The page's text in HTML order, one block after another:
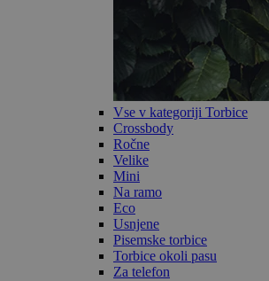
Vse v kategoriji Torbice
Crossbody
Ročne
Velike
Mini
Na ramo
Eco
Usnjene
Pisemske torbice
Torbice okoli pasu
Za telefon